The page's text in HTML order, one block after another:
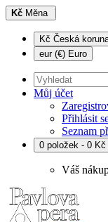
Kč Měna
Kč Česká
eur (€) Euro
Můj účet
Přihlásit
Seznam
0 položek - 0 Kč
Váš